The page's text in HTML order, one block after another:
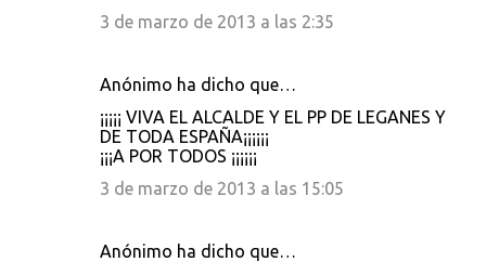
3 de marzo de 2013 a las 2:35
Anónimo ha dicho que…
¡¡¡¡¡ VIVA EL ALCALDE Y EL PP DE LEGANES Y
DE TODA ESPAÑA¡¡¡¡¡¡
¡¡¡A POR TODOS ¡¡¡¡¡¡
3 de marzo de 2013 a las 15:05
Anónimo ha dicho que…